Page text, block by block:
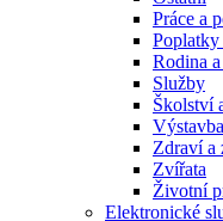
Práce a
Poplatky
Rodina
Služby
Školství
Zdraví a
Zvířata
Životní
Elektronické